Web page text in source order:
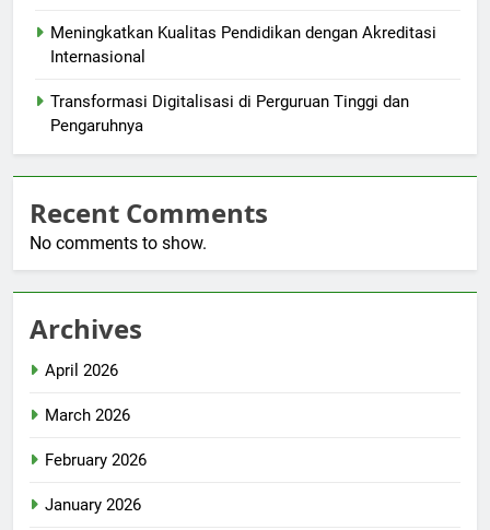
Meningkatkan Kualitas Pendidikan dengan Akreditasi
Internasional
Transformasi Digitalisasi di Perguruan Tinggi dan
Pengaruhnya
Recent Comments
No comments to show.
Archives
April 2026
March 2026
February 2026
January 2026